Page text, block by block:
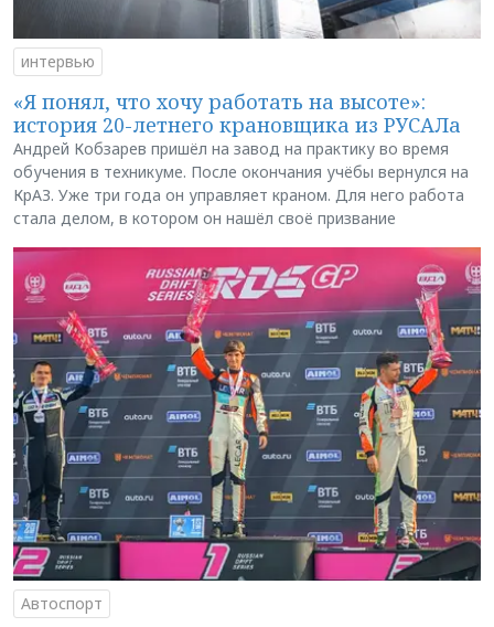
интервью
«Я понял, что хочу работать на высоте»:
история 20-летнего крановщика из РУСАЛа
Андрей Кобзарев пришёл на завод на практику во время
обучения в техникуме. После окончания учёбы вернулся на
КрАЗ. Уже три года он управляет краном. Для него работа
стала делом, в котором он нашёл своё призвание
Автоспорт